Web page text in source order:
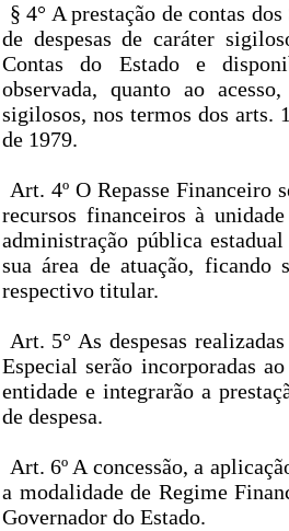
§ 4° A prestação de contas
de despesas de caráter
Contas do Estado e
observada, quanto ao
sigilosos, nos termos dos arts.
de 1979.
Art. 4º O Repasse Financeiro
recursos financeiros à
administração pública
sua área de atuação, ficando
respectivo titular.
Art. 5° As despesas
Especial serão incorporadas
entidade e integrarão a
de despesa.
Art. 6º A concessão, a
a modalidade de Regime
Governador do Estado.